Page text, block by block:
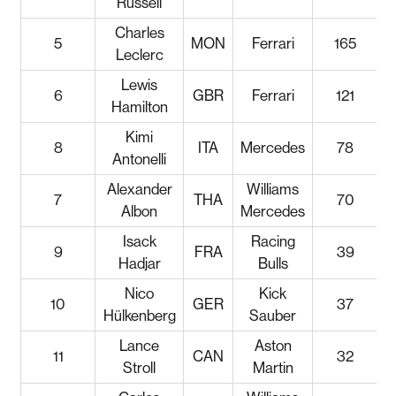
5
Charles
Leclerc
MON Ferrari 165
6
Lewis
Hamilton
GBR Ferrari 121
8
Kimi
Antonelli
ITA Mercedes 78
7
Alexander
Albon
THA
Williams
Mercedes
70
9
Isack
Hadjar
FRA
Racing
Bulls
39
10
Nico
Hülkenberg
GER
Kick
Sauber
37
11
Lance
Stroll
CAN
Aston
Martin
32